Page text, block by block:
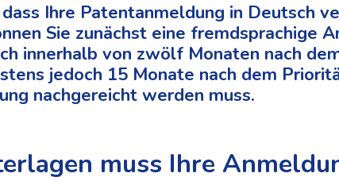
Ihre Patentanmeldung in Deutsch
Sie zunächst eine fremdsprachige
innerhalb von zwölf Monaten nach
jedoch 15 Monate nach dem
nachgereicht werden muss.
muss Ihre